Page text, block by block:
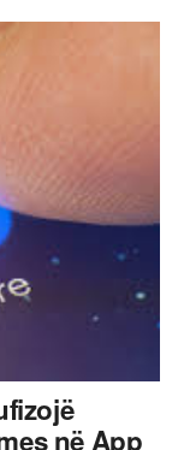
në App